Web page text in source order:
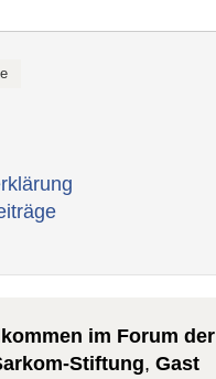
im Forum der
Stiftung,Gast